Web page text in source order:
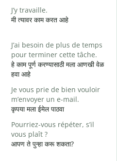
J’y travaille.
मी त्यावर काम करत आहे
J’ai besoin de plus de temps
pour terminer cette tâche.
हे काम पूर्ण करण्यासाठी मला आणखी वेळ
हवा आहे
Je vous prie de bien vouloir
m’envoyer un e-mail.
कृपया मला ईमेल पाठवा
Pourriez-vous répéter, s’il
vous plaît ?
आपण ते पुन्हा करू शकता?